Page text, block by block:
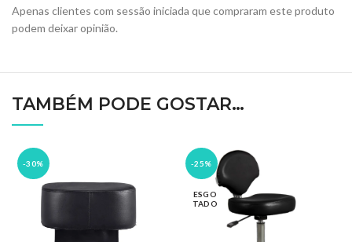
Apenas clientes com sessão iniciada que compraram este produto
podem deixar opinião.
TAMBÉM PODE GOSTAR…
-30% -25%
ESGO
TADO